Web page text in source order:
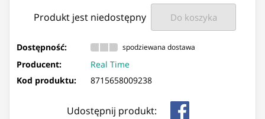
Produkt jest niedostępny Do koszyka
Dostępność: spodziewana dostawa
Producent:
Real Time
Kod produktu:
8715658009238
Udostępnij produkt: